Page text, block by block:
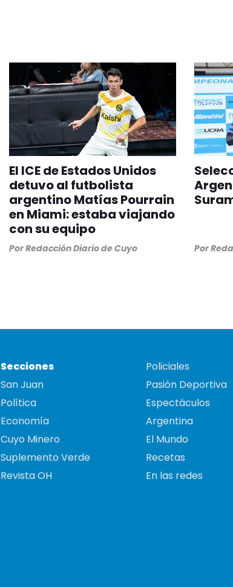
El ICE de Estados Unidos
detuvo al futbolista
argentino Matías Pourrain
en Miami: estaba viajando
con su equipo
PorRedacción Diario de Cuyo Por
Secciones
San Juan
Política
Economía
Cuyo Minero
Suplemento Verde
Revista OH
Policiales
Pasión Deportiva
Espectáculos
Argentina
El Mundo
Recetas
En las redes